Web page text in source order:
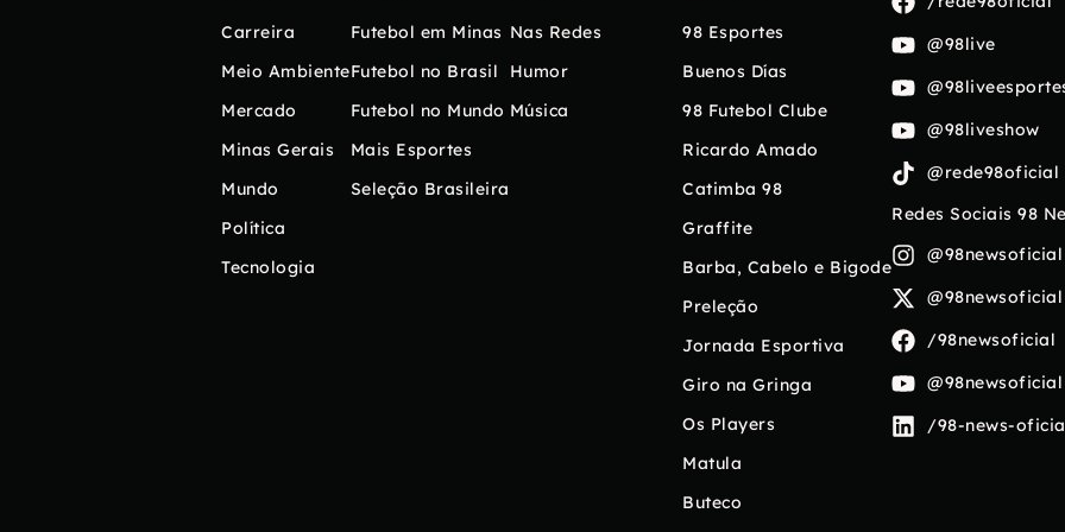
Carreira
Meio Ambiente
Mercado
Minas Gerais
Mundo
Política
Tecnologia
Futebol em Minas
Futebol no Brasil
Futebol no Mundo
Mais Esportes
Seleção Brasileira
Nas Redes
Humor
Música
98 Esportes
Buenos Días
98 Futebol Clube
Ricardo Amado
Catimba 98
Graffite
Barba, Cabelo e Bigode
Preleção
Jornada Esportiva
Giro na Gringa
Os Players
Matula
Buteco
@98live
@98liveshow
@rede98oficial
Redes Sociais 98
@98newsoficial
@98newsoficial
/98newsoficial
@98newsoficial
/98-news-